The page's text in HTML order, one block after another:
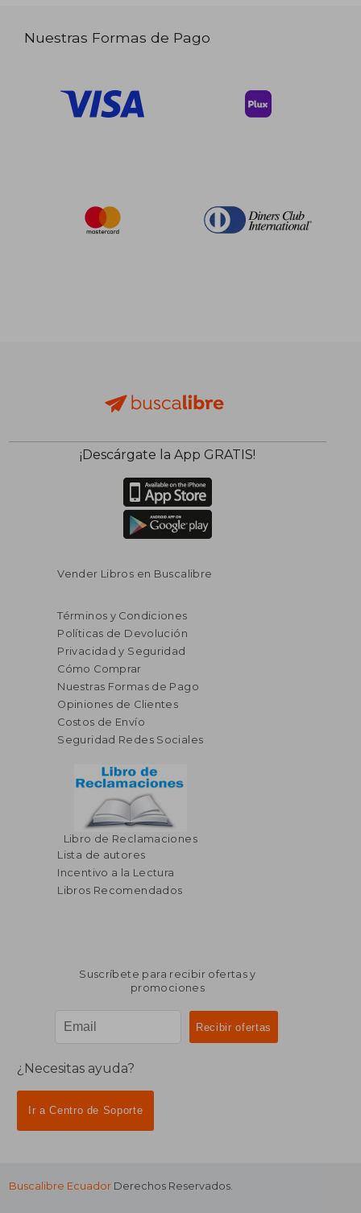
Nuestras Formas de Pago
¡Descárgate la App GRATIS!
Vender Libros en Buscalibre
Términos y Condiciones
Políticas de Devolución
Privacidad y Seguridad
Cómo Comprar
Nuestras Formas de Pago
Opiniones de Clientes
Costos de Envío
Seguridad Redes Sociales
Libro de Reclamaciones
Lista de autores
Incentivo a la Lectura
Libros Recomendados
Suscríbete para recibir ofertas y
promociones
¿Necesitas ayuda?
Ir a Centro de Soporte
Buscalibre Ecuador Derechos Reservados.